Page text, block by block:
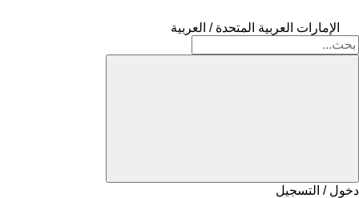
الإمارات العربية المتحدة / العربية
دخول / التسجيل